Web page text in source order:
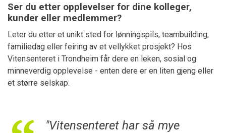
Ser du etter opplevelser for dine kolleger,
kunder eller medlemmer?
Leter du etter et unikt sted for lønningspils, teambuilding,
familiedag eller feiring av et vellykket prosjekt? Hos
Vitensenteret i Trondheim får dere en leken, sosial og
minneverdig opplevelse - enten dere er en liten gjeng eller
et større selskap.
"Vitensenteret har så mye